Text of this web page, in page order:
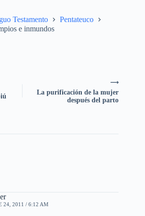
Testamento
Pentateuco
e inmundos
⟶
La purificación de la mujer
después del parto
24, 2011 / 6:12 AM